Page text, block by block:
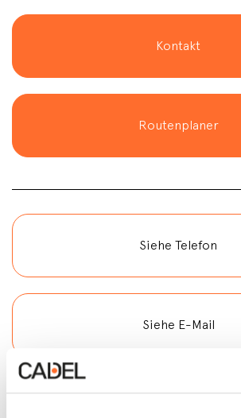
Kontakt
Routenplaner
Siehe Telefon
Siehe E-Mail
Kontakt